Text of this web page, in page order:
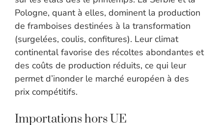
Pologne, quant à elles, dominent la production
de framboises destinées à la transformation
(surgelées, coulis, confitures). Leur climat
continental favorise des récoltes abondantes et
des coûts de production réduits, ce qui leur
permet d’inonder le marché européen à des
prix compétitifs.
Importations hors UE